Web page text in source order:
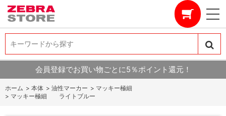
キーワードから探す
キーワードから探す
会員登録でお買い物ごとに5％ポイント還元！
ホーム > 本体 > 油性マーカー > マッキー極細
> マッキー極細 ライトブルー